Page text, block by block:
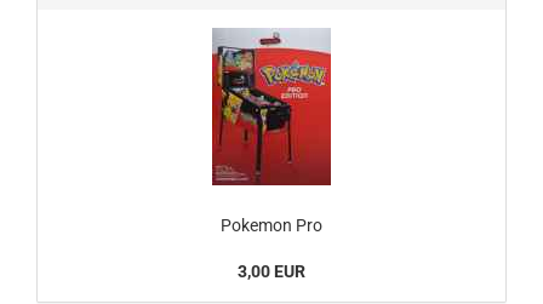
Pokemon Pro
3,00 EUR